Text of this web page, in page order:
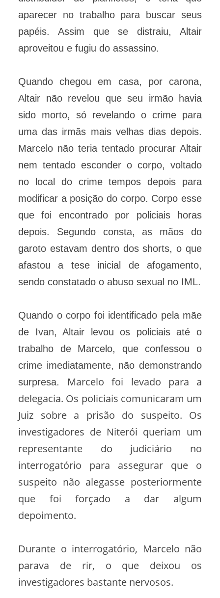
aparecer no trabalho para buscar seus
papéis. Assim que se distraiu, Altair
aproveitou e fugiu do assassino.
Quando chegou em casa, por carona,
Altair não revelou que seu irmão havia
sido morto, só revelando o crime para
uma das irmãs mais velhas dias depois.
Marcelo não teria tentado procurar Altair
nem tentado esconder o corpo, voltado
no local do crime tempos depois para
modificar a posição do corpo. Corpo esse
que foi encontrado por policiais horas
depois. Segundo consta, as mãos do
garoto estavam dentro dos shorts, o que
afastou a tese inicial de afogamento,
sendo constatado o abuso sexual no IML.
Quando o corpo foi identificado pela mãe
de Ivan, Altair levou os policiais até o
trabalho de Marcelo, que confessou o
crime imediatamente, não demonstrando
surpresa. Marcelo foi levado para a
delegacia. Os policiais comunicaram um
Juiz sobre a prisão do suspeito. Os
investigadores de Niterói queriam um
representante do judiciário no
interrogatório para assegurar que o
suspeito não alegasse posteriormente
que foi forçado a dar algum
depoimento.
Durante o interrogatório, Marcelo não
parava de rir, o que deixou os
investigadores bastante nervosos.